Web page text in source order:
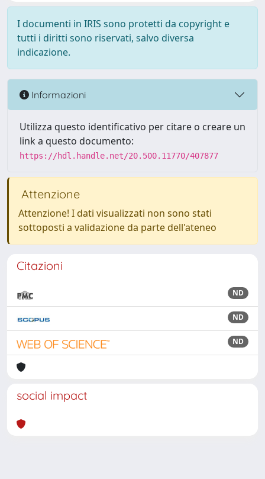
I documenti in IRIS sono protetti da copyright e
tutti i diritti sono riservati, salvo diversa
indicazione.
Informazioni
Utilizza questo identificativo per citare o creare un
link a questo documento:
https://hdl.handle.net/20.500.11770/407877
Attenzione
Attenzione! I dati visualizzati non sono stati
sottoposti a validazione da parte dell'ateneo
Citazioni
ND
ND
ND
social impact